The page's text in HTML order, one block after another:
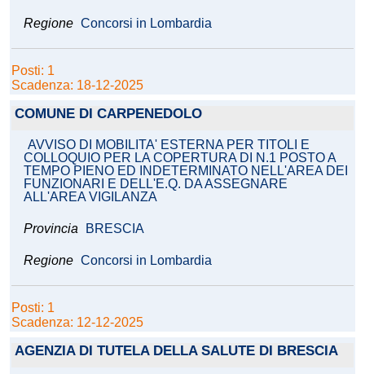
Regione Concorsi in Lombardia
Posti: 1
Scadenza: 18-12-2025
COMUNE DI CARPENEDOLO
AVVISO DI MOBILITA' ESTERNA PER TITOLI E
COLLOQUIO PER LA COPERTURA DI N.1 POSTO A
TEMPO PIENO ED INDETERMINATO NELL'AREA DEI
FUNZIONARI E DELL'E.Q. DA ASSEGNARE
ALL'AREA VIGILANZA
Provincia BRESCIA
Regione Concorsi in Lombardia
Posti: 1
Scadenza: 12-12-2025
AGENZIA DI TUTELA DELLA SALUTE DI BRESCIA